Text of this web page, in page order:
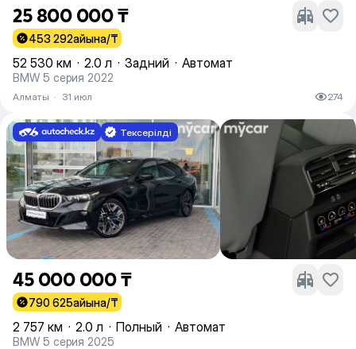
25 800 000 ₸
453 292айына/₸
52 530 км · 2.0 л · Задний · Автомат
BMW 5 серия 2022
Алматы · 31 июл 274
Тексерілді
45 000 000 ₸
790 625айына/₸
2 757 км · 2.0 л · Полный · Автомат
BMW 5 серия 2025